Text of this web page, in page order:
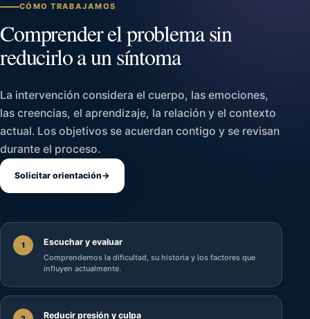
CÓMO TRABAJAMOS
Comprender el problema sin
reducirlo a un síntoma
La intervención considera el cuerpo, las emociones,
las creencias, el aprendizaje, la relación y el contexto
actual. Los objetivos se acuerdan contigo y se revisan
durante el proceso.
Solicitar orientación→
1 Escuchar y evaluar
Comprendemos la dificultad, su historia y los factores que
influyen actualmente.
Reducir presión y culpa